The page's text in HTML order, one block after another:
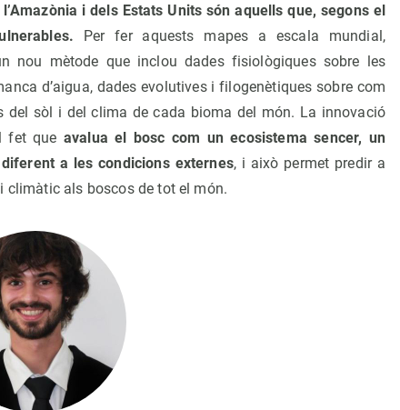
i dels Estats Units són aquells que, segons el
Per fer aquests mapes a escala mundial,
nou mètode que inclou dades fisiològiques sobre les
d’aigua, dades evolutives i filogenètiques sobre com
del sòl i del clima de cada bioma del món. La innovació
fet que avalua el bosc com un ecosistema sencer, un
a les condicions externes, i això permet predir a
climàtic als boscos de tot el món.